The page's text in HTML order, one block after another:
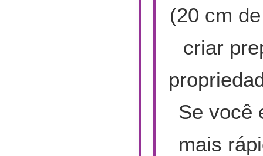
(20 cm
criar
Se você
mais